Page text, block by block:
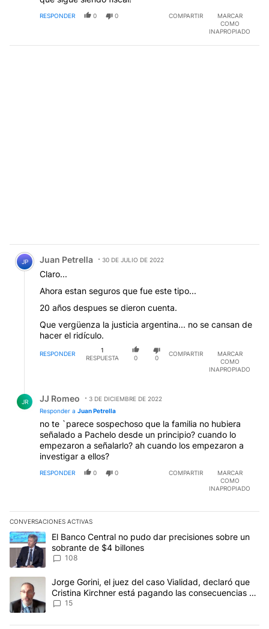
RESPONDER 0 0 COMPARTIR
MARCAR
COMO
INAPROPIADO
Comentario de Juan Petrella.
JP Juan Petrella 30 DE JULIO DE 2022
Claro...
Ahora estan seguros que fue este tipo...
20 años despues se dieron cuenta.
Que vergüenza la justicia argentina... no se cansan de
hacer el ridículo.
RESPONDER
1
RESPUESTA
0 0
COMPARTIR
MARCAR
COMO
INAPROPIADO
JR JJ Romeo
3 DE DICIEMBRE DE 2022
Responder a Juan Petrella
no te `parece sospechoso que la familia no hubiera
señalado a Pachelo desde un principio? cuando lo
empezaron a señalarlo? ah cuando los empezaron a
investigar a ellos?
RESPONDER 0 0 COMPARTIR
MARCAR
COMO
INAPROPIADO
CONVERSACIONES ACTIVAS
Este listado muestra los artículos con más comentarios en los
Un artículo de tendencia con el título "El Banco Central no pudo
El Banco Central no pudo dar precisiones sobre un
sobrante de $4 billones
108
Un artículo de tendencia con el título "Jorge Gorini, el juez del
Jorge Gorini, el juez del caso Vialidad, declaró que
Cristina Kirchner está pagando las consecuencias de
cometer "un delito comprobado"
15